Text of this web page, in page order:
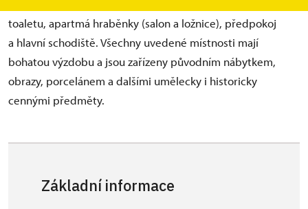
toaletu, apartmá hraběnky (salon a ložnice), předpokoj
a hlavní schodiště. Všechny uvedené místnosti mají
bohatou výzdobu a jsou zařízeny původním nábytkem,
obrazy, porcelánem a dalšími umělecky i historicky
cennými předměty.
Základní informace